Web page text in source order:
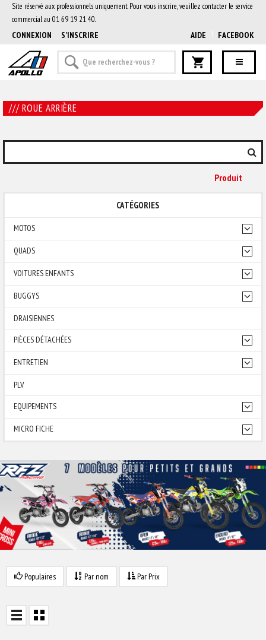
Site réservé aux professionnels uniquement. Pour vous inscrire, veuillez contacter le service
commercial au 01 69 19 21 40.
CONNEXION S'INSCRIRE AIDE FACEBOOK
/// ROUE ARRIÈRE
Produit
CATÉGORIES
MOTOS
QUADS
VOITURES ENFANTS
BUGGYS
DRAISIENNES
PIÈCES DÉTACHÉES
ENTRETIEN
PLV
EQUIPEMENTS
MICRO FICHE
Populaires Par nom Par Prix